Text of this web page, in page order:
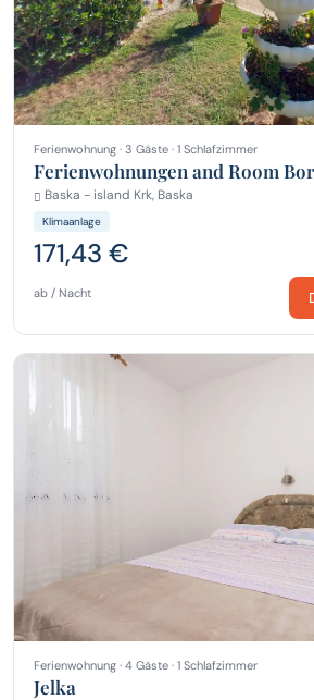
Ferienwohnung · 3 Gäste · 1 Schlafzimmer
Ferienwohnungen and Room
Baska - island Krk, Baska
Klimaanlage
171,43 €
ab / Nacht
Ferienwohnung · 4 Gäste · 1 Schlafzimmer
Jelka